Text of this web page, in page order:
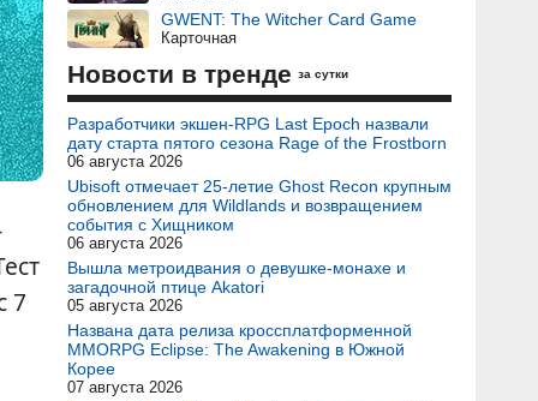
7
GWENT: The Witcher Card Game
Карточная
Новости в тренде за сутки
Разработчики экшен-RPG Last Epoch назвали
дату старта пятого сезона Rage of the Frostborn
06 августа 2026
Ubisoft отмечает 25-летие Ghost Recon крупным
обновлением для Wildlands и возвращением
события с Хищником
06 августа 2026
Вышла метроидвания о девушке-монахе и
загадочной птице Akatori
05 августа 2026
Названа дата релиза кроссплатформенной
MMORPG Eclipse: The Awakening в Южной
Корее
07 августа 2026